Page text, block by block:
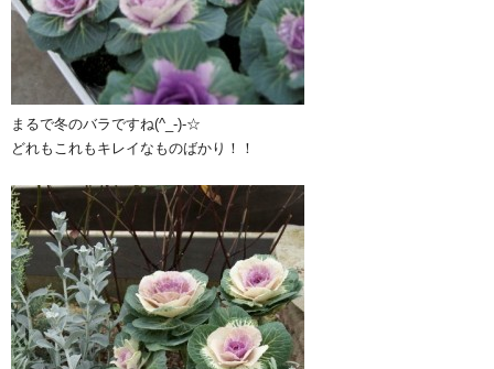
まるで冬のバラですね(^_-)-☆
どれもこれもキレイなものばかり！！